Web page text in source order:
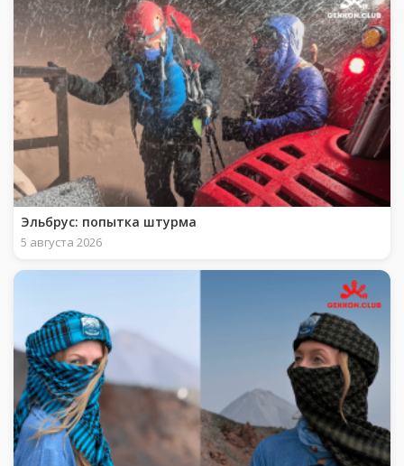
Эльбрус: попытка штурма
5 августа 2026